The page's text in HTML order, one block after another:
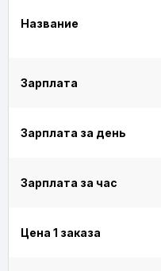
Название
Зарплата
Зарплата за день
Зарплата за час
Цена 1 заказа